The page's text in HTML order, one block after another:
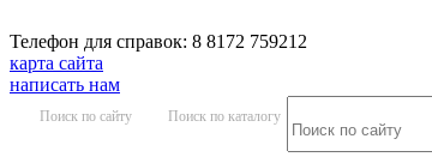
Телефон для справок: 8 8172 759212
карта сайта
написать нам
Поиск по сайту Поиск по каталогу